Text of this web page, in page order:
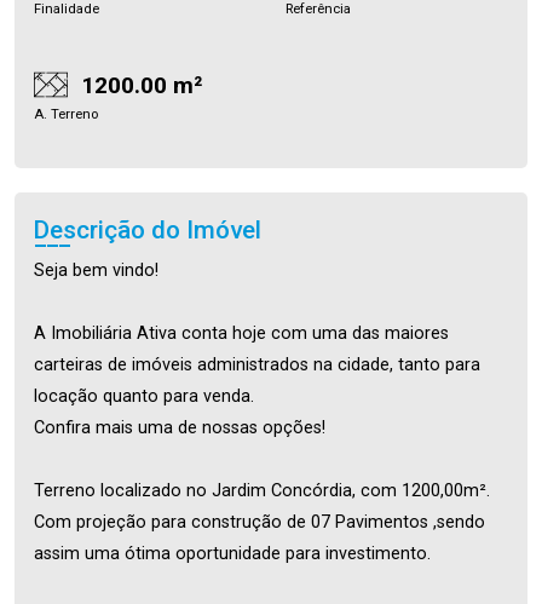
Finalidade Referência
1200.00 m²
A. Terreno
Descrição do Imóvel
Seja bem vindo!
A Imobiliária Ativa conta hoje com uma das maiores
carteiras de imóveis administrados na cidade, tanto para
locação quanto para venda.
Confira mais uma de nossas opções!
Terreno localizado no Jardim Concórdia, com 1200,00m².
Com projeção para construção de 07 Pavimentos ,sendo
assim uma ótima oportunidade para investimento.